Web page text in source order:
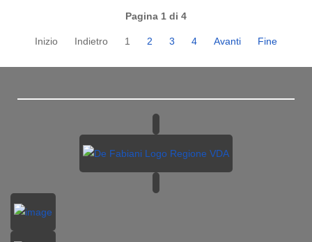
Pagina 1 di 4
Inizio Indietro 1 2 3 4 Avanti Fine